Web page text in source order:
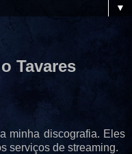
▼
Tavares
minha discografia. Eles
serviços de streaming.